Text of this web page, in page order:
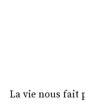
La vie nous fait